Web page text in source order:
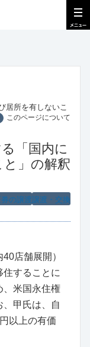
居所を有しないこ
このページについて
「国内に
」の解釈
譲渡・交換
の譲渡
店舗展開）
することに
、米国永住権
甲氏は、自
以上の有価